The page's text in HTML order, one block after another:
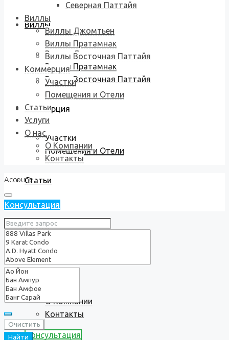
Виллы
Виллы Джомтьен
Виллы Пратамнак
Виллы Восточная Паттайя
Коммерция
Участки
Помещения и Отели
Статьи
Услуги
О нас
О Компании
Контакты
Консультация
Северная Паттайя
Виллы
Виллы Джомтьен
Виллы Пратамнак
Виллы Восточная Паттайя
Коммерция
Участки
Помещения и Отели
Статьи
Услуги
О нас
О Компании
Контакты
Account
Консультация
Очистить
Найти